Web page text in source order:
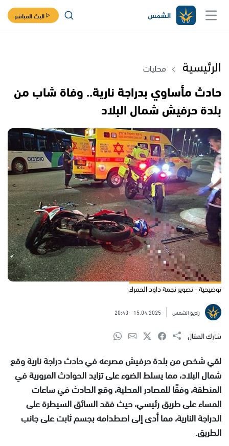
البث المباشر
الرئيسية محليات
حادث مأساوي بدراجة نارية.. وفاة شاب من
بلدة حرفيش شمال البلاد
توضيحية - تصوير نجمة داود الحمراء
راديو الشمس 15.04.2025
20:43
شارك المقال
لقي شخص من بلدة حرفيش مصرعه في حادث دراجة نارية وقع
شمال البلاد، مما يسلط الضوء على تزايد الحوادث المرورية في
المنطقة، وفقًا للمصادر المحلية، وقع الحادث في ساعات
المساء على طريق رئيسي، حيث فقد السائق السيطرة على
الدراجة النارية، مما أدى إلى اصطدامه بجسم ثابت على جانب
الطريق.